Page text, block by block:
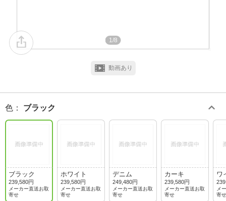
1/8
動画あり
色 ： ブラック
ブラック
239,580円
メーカー直送お取
寄せ
ホワイト
239,580円
メーカー直送お取
寄せ
デニム
249,480円
メーカー直送お取
寄せ
カーキ
239,580円
メーカー直送お取
寄せ
ワ
メ
寄せ